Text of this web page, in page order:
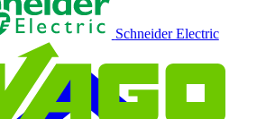
Schneider Electric